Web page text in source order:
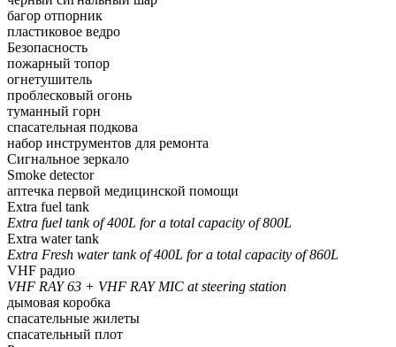
багор отпорник
пластиковое ведро
Безопасность
пожарный топор
огнетушитель
проблесковый огонь
туманный горн
спасательная подкова
набор инструментов для ремонта
Сигнальное зеркало
Smoke detector
аптечка первой медицинской помощи
Extra fuel tank
Extra fuel tank of 400L for a total capacity of 800L
Extra water tank
Extra Fresh water tank of 400L for a total capacity of 860L
VHF радио
VHF RAY 63 + VHF RAY MIC at steering station
дымовая коробка
спасательные жилеты
спасательный плот